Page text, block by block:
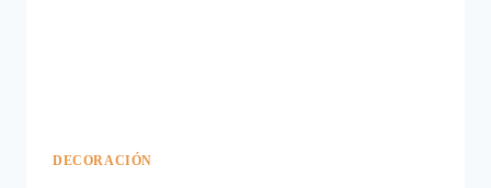
DECORACIÓN